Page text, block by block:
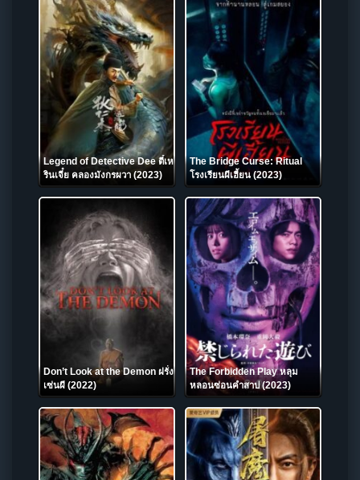
การสั่งสอนของเสา
Legend of Detective Dee ตี๋เห
รินเจี๋ย คลองมังกรผวา (2023)
The Bridge Curse: Ritual
โรงเรียนผีเฮี้ยน (2023)
Don’t Look at the Demon ฝรั่ง
เซ่นผี (2022)
The Forbidden Play หลุม
หลอนซ่อนคำสาป (2023)